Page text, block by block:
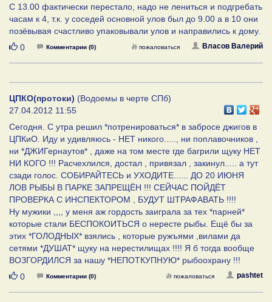
С 13.00 фактически перестало, надо не лениться и подгребать
часам к 4, т.к. у соседей основной улов был до 9.00 а в 10 они
позёвывая счастливо упаковывали улов и направились к дому.
Нравится
0 Комментарии (0) Власов Валерий
пожаловаться
ЦПКО(протоки) (Водоемы в черте СПб)
27.04.2012 11:55
Сегодня. С утра решил *потренироваться* в забросе джигов в
ЦПКиО. Иду и удивляюсь - НЕТ никого....., ни поплавочников ,
ни *ДЖИГернаутов* , даже на том месте где багрили щуку НЕТ
НИ КОГО !!! Расчехлился, достал , привязал , закинул..... а тут
сзади голос. СОБИРАЙТЕСЬ и УХОДИТЕ...... ДО 20 ИЮНЯ
ЛОВ РЫБЫ В ПАРКЕ ЗАПРЕЩЁН !!! СЕЙЧАС ПОЙДЁТ
ПРОВЕРКА С ИНСПЕКТОРОМ , БУДУТ ШТРАФАВАТЬ !!!!
Ну мужики ,,,, у меня аж гордость заиграла за тех *парней*
которые стали БЕСПОКОИТЬСЯ о нересте рыбы. Ещё бы за
этих *ГОЛОДНЫХ* взялись , которые ружъями ,вилами да
сетями *ДУШАТ* щуку на нерестилищах !!!! Я б тогда вообще
ВОЗГОРДИЛСЯ за нашу *НЕПОТКУПНУЮ* рыбоохрану !!!
Нравится
0 Комментарии (0) pashtet
пожаловаться